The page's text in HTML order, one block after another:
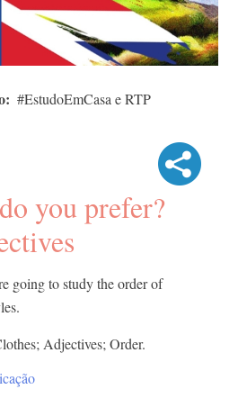
#EstudoEmCasa e RTP
you prefer?
going to study the order of
Adjectives; Order.